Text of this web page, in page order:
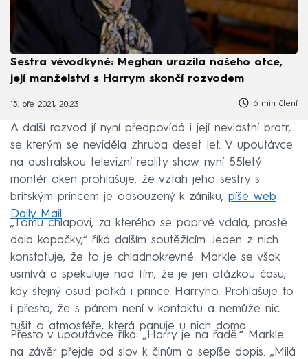
Sestra vévodkyně: Meghan urazila našeho otce,
její manželství s Harrym skončí rozvodem
15. bře 2021, 20:23 6 min čtení
A další rozvod jí nyní předpovídá i její nevlastní bratr,
se kterým se neviděla zhruba deset let. V upoutávce
na australskou televizní reality show nyní 55letý
montér oken prohlašuje, že vztah jeho sestry s
britským princem je odsouzený k zániku, píše web
Daily Mail .
„Tomu chlapovi, za kterého se poprvé vdala, prostě
dala kopačky,“ říká dalším soutěžícím. Jeden z nich
konstatuje, že to je chladnokrevné. Markle se však
usmívá a spekuluje nad tím, že je jen otázkou času,
kdy stejný osud potká i prince Harryho. Prohlašuje to
i přesto, že s párem není v kontaktu a nemůže nic
tušit o atmosféře, která panuje u nich doma.
Přesto v upoutávce říká: „Harry je na řadě.“ Markle
na závěr přejde od slov k činům a sepíše dopis. „Milá